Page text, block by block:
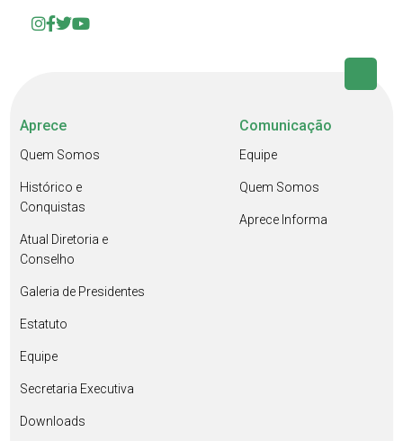
Aprece
Quem Somos
Histórico e
Conquistas
Atual Diretoria e
Conselho
Galeria de Presidentes
Estatuto
Equipe
Secretaria Executiva
Downloads
Comunicação
Equipe
Quem Somos
Aprece Informa